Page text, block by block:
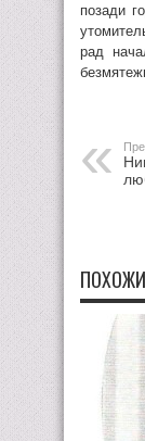
позади
рад